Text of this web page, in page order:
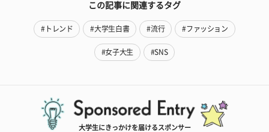
この記事に関連するタグ
#トレンド #大学生白書 #流行 #ファッション
#女子大生 #SNS
大学生にきっかけを届けるスポンサー